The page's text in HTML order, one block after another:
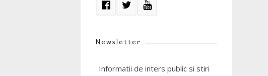
Newsletter
Informatii de inters public si stiri